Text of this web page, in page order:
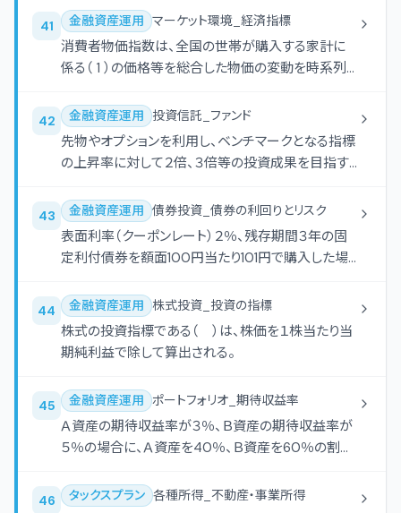
2 ）が上限となる。
41 金融資産運用 マーケット環境_経済指標
消費者物価指数は、全国の世帯が購入する家計に
係る（ 1 ）の価格等を総合した物価の変動を時系列
る。
42 金融資産運用 投資信託_ファンド
先物やオプションを利用し、ベンチマークとなる指標
の上昇率に対して２倍、３倍等の投資成果を目指す
43 金融資産運用 債券投資_債券の利回りとリスク
表面利率（クーポンレート）２％、残存期間３年の固
定利付債券を額面100円当たり101円で購入した場
税金等は考慮しないものとし、答は表示単位の小数
点以下第３位を四捨五入している。
44 金融資産運用 株式投資_投資の指標
株式の投資指標である（ ）は、株価を１株当たり当
期純利益で除して算出される。
45 金融資産運用 ポートフォリオ_期待収益率
Ａ資産の期待収益率が３％、Ｂ資産の期待収益率が
５％の場合に、Ａ資産を40％、Ｂ資産を60％の割合
となる。
46 タックスプラン 各種所得_不動産・事業所得